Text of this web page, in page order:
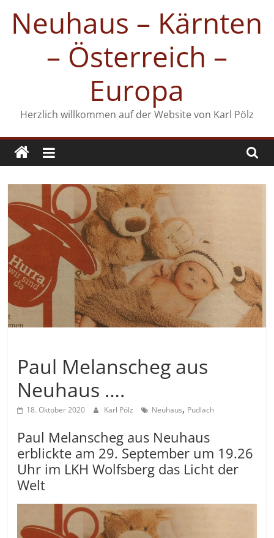
Inhalt
springen
Neuhaus – Kärnten
– Österreich –
Europa
Herzlich willkommen auf der Website von Karl Pölz
Paul Melanscheg aus
Neuhaus ….
18. Oktober 2020 Karl Pölz Neuhaus, Pudlach
Paul Melanscheg aus Neuhaus
erblickte am 29. September um 19.26
Uhr im LKH Wolfsberg das Licht der
Welt